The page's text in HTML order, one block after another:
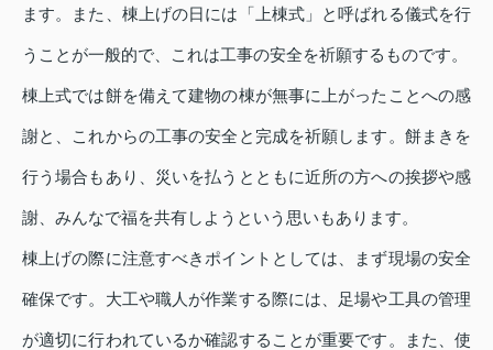
ます。また、棟上げの日には「上棟式」と呼ばれる儀式を行
うことが一般的で、これは工事の安全を祈願するものです。
棟上式では餅を備えて建物の棟が無事に上がったことへの感
謝と、これからの工事の安全と完成を祈願します。餅まきを
行う場合もあり、災いを払うとともに近所の方への挨拶や感
謝、みんなで福を共有しようという思いもあります。
棟上げの際に注意すべきポイントとしては、まず現場の安全
確保です。大工や職人が作業する際には、足場や工具の管理
が適切に行われているか確認することが重要です。また、使